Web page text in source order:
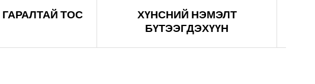
ТОС
ХҮНСНИЙ НЭМЭЛТ
БҮТЭЭГДЭХҮҮН